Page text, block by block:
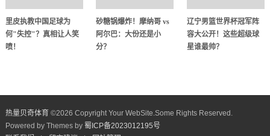
里皮执教中国足球为
何"失控"？真相让人笑
喷！
砂糖锅爆炸！摩纳哥 vs
阿尔巴：大份还是小
分？
辽宁男篮世界杯冠军阵
容大公开！这些超级球
星谁最帅？
热量贝奇体育 ©2026 Copyright Your WebSite.Some Rights Reserved.
Powered by Themes by 蜀ICP备2023012195号